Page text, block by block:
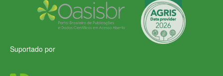
Suportado por